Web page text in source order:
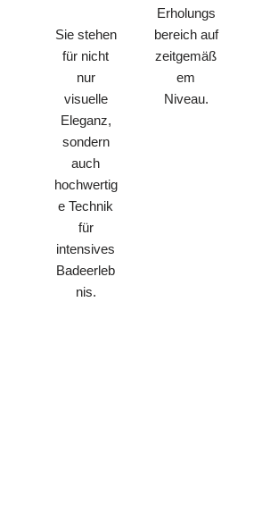
Sie stehen
für nicht
nur
visuelle
Eleganz,
sondern
auch
hochwertig
e Technik
für
intensives
Badeerleb
nis.
Erholungs
bereich auf
zeitgemäß
em
Niveau.